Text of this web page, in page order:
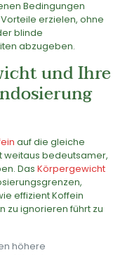
Bedingungen
erzielen, ohne
blinde
abzugeben.
und Ihre
auf die gleiche
weitaus bedeutsamer,
Das Körpergewicht
effizient Koffein
zu ignorieren führt zu
höhere